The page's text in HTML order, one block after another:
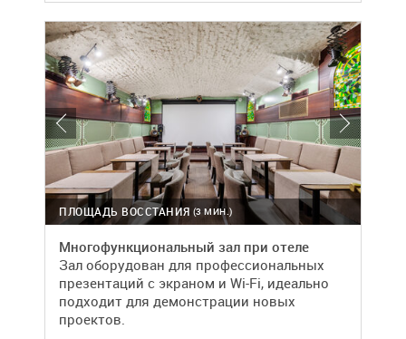
(3 МИН.)
ПЛОЩАДЬ ВОССТАНИЯ
Многофункциональный зал при отеле
Зал оборудован для профессиональных
презентаций с экраном и Wi-Fi, идеально
подходит для демонстрации новых
проектов.